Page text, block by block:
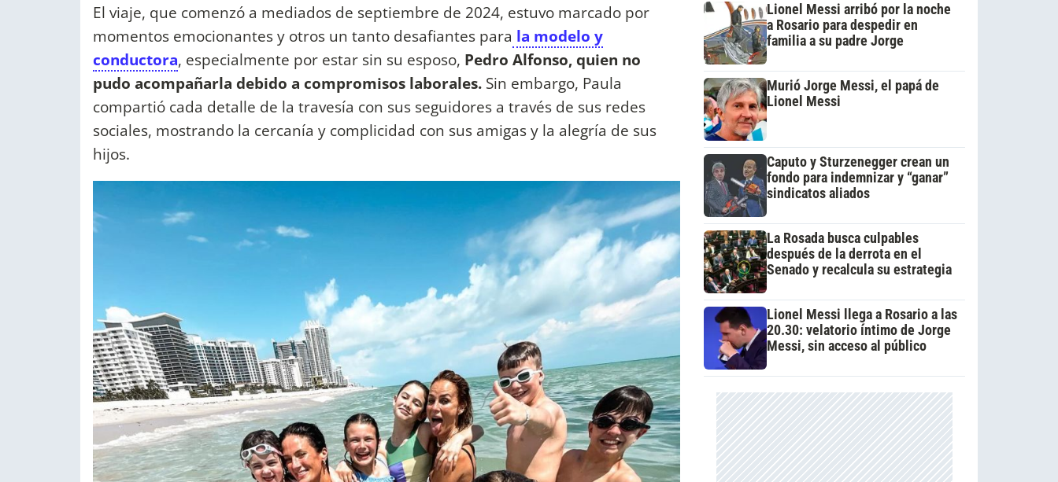
El viaje, que comenzó a mediados de septiembre de 2024, estuvo marcado por
momentos emocionantes y otros un tanto desafiantes para la modelo y
conductora, especialmente por estar sin su esposo, Pedro Alfonso, quien no
pudo acompañarla debido a compromisos laborales. Sin embargo, Paula
compartió cada detalle de la travesía con sus seguidores a través de sus redes
sociales, mostrando la cercanía y complicidad con sus amigas y la alegría de sus
hijos.
Lionel Messi arribó por la noche
a Rosario para despedir en
familia a su padre Jorge
Murió Jorge Messi, el papá de
Lionel Messi
Caputo y Sturzenegger crean un
fondo para indemnizar y “ganar”
sindicatos aliados
La Rosada busca culpables
después de la derrota en el
Senado y recalcula su estrategia
Lionel Messi llega a Rosario a las
20.30: velatorio íntimo de Jorge
Messi, sin acceso al público